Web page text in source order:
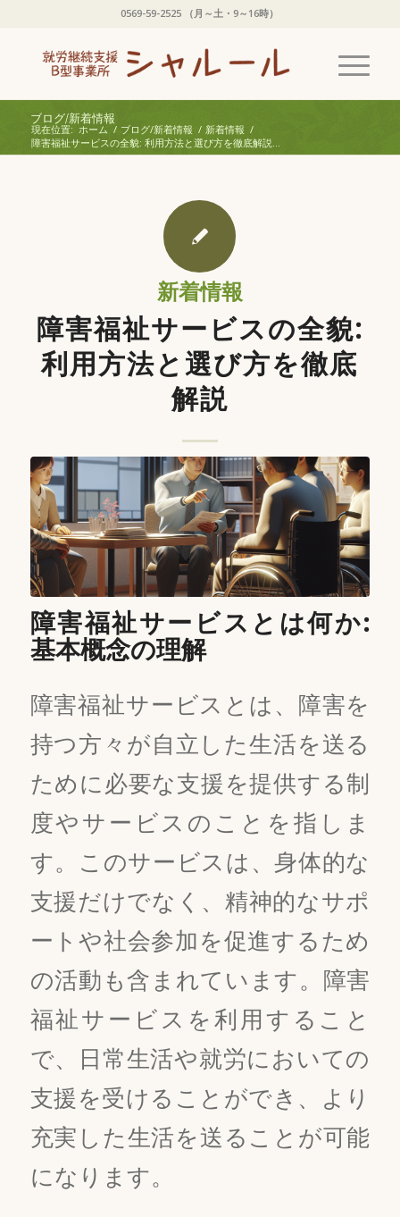
0569-59-2525 （月～土・9～16時）
ブログ/新着情報
現在位置: ホーム / ブログ/新着情報 / 新着情報 /
障害福祉サービスの全貌: 利用方法と選び方を徹底解説...
新着情報
障害福祉サービスの全貌:
利用方法と選び方を徹底
解説
障害福祉サービスとは何か:
基本概念の理解
障害福祉サービスとは、障害を
持つ方々が自立した生活を送る
ために必要な支援を提供する制
度やサービスのことを指しま
す。このサービスは、身体的な
支援だけでなく、精神的なサポ
ートや社会参加を促進するため
の活動も含まれています。障害
福祉サービスを利用すること
で、日常生活や就労においての
支援を受けることができ、より
充実した生活を送ることが可能
になります。